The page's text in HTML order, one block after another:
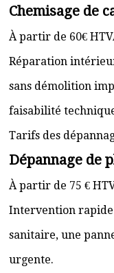
Chemisage de
À partir de 60€
Réparation
sans démolition
faisabilité
Tarifs des
Dépannage de
À partir de 75 €
Intervention rapide
sanitaire, une
urgente.